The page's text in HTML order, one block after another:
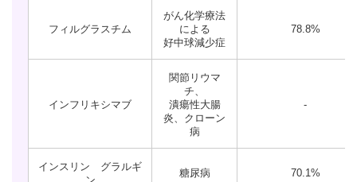
フィルグラスチム
がん化学療法
による
好中球減少症
78.8%
インフリキシマブ
関節リウマ
チ、
潰瘍性大腸
炎、クローン
病
-
インスリン グラルギ
糖尿病 70.1%